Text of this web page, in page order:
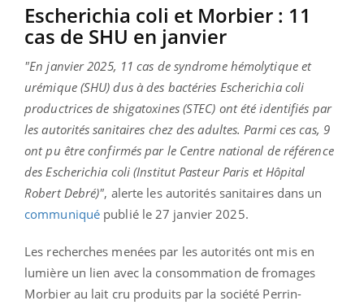
Escherichia coli et Morbier : 11
cas de SHU en janvier
"En janvier 2025, 11 cas de syndrome hémolytique et
urémique (SHU) dus à des bactéries Escherichia coli
productrices de shigatoxines (STEC) ont été identifiés par
les autorités sanitaires chez des adultes. Parmi ces cas, 9
ont pu être confirmés par le Centre national de référence
des Escherichia coli (Institut Pasteur Paris et Hôpital
Robert Debré)", alerte les autorités sanitaires dans un
communiqué publié le 27 janvier 2025.
Les recherches menées par les autorités ont mis en
lumière un lien avec la consommation de fromages
Morbier au lait cru produits par la société Perrin-